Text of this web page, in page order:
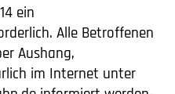
ein
Alle Betroffenen
Aushang,
im Internet unter